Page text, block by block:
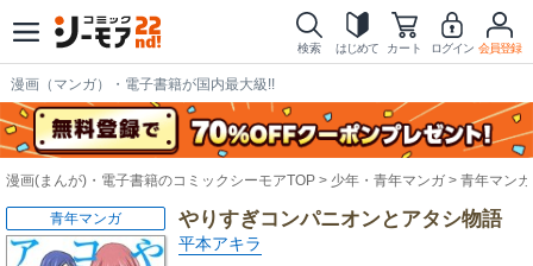
検索 はじめて カート ログイン 会員登録
漫画（マンガ）・電子書籍が国内最大級!!
漫画(まんが)・電子書籍のコミックシーモアTOP 少年・青年マンガ 青年マンガ
やりすぎコンパニオンとアタシ物語
平本アキラ
青年マンガ